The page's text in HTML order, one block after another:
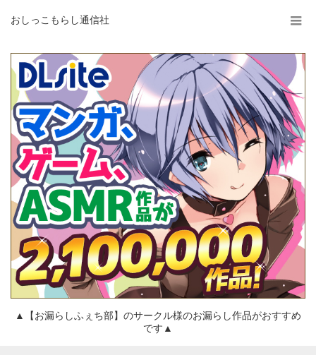
おしっこもらし通信社
▲【お漏らしふぇち部】のサークル様のお漏らし作品がおすすめ
です▲